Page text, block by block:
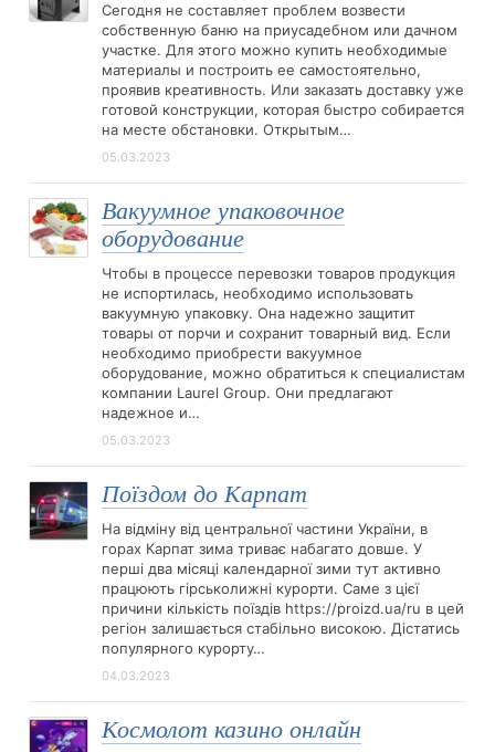
Сегодня не составляет проблем возвести
собственную баню на приусадебном или дачном
участке. Для этого можно купить необходимые
материалы и построить ее самостоятельно,
проявив креативность. Или заказать доставку уже
готовой конструкции, которая быстро собирается
на месте обстановки. Открытым…
05.03.2023
Вакуумное упаковочное
оборудование
Чтобы в процессе перевозки товаров продукция
не испортилась, необходимо использовать
вакуумную упаковку. Она надежно защитит
товары от порчи и сохранит товарный вид. Если
необходимо приобрести вакуумное
оборудование, можно обратиться к специалистам
компании Laurel Group. Они предлагают
надежное и…
05.03.2023
Поїздом до Карпат
На відміну від центральної частини України, в
горах Карпат зима триває набагато довше. У
перші два місяці календарної зими тут активно
працюють гірськолижні курорти. Саме з цієї
причини кількість поїздів https://proizd.ua/ru в цей
регіон залишається стабільно високою. Дістатись
популярного курорту…
04.03.2023
Космолот казино онлайн